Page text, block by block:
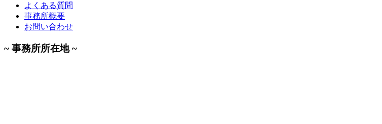
よくある質問
事務所概要
お問い合わせ
~ 事務所所在地 ~